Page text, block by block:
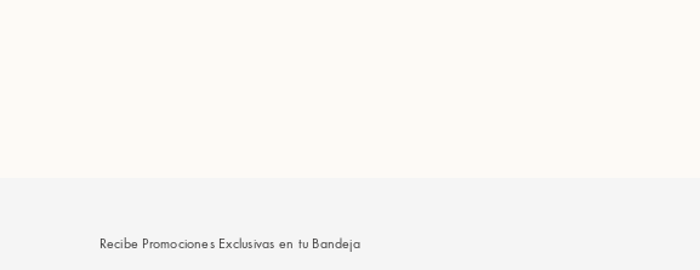
Recibe Promociones Exclusivas en tu Bandeja